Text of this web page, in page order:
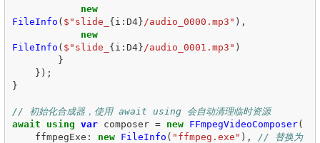
new
FileInfo ( $"slide_ {i : D4} /audio_0000.mp3" ),
new
FileInfo ( $"slide_ {i : D4} /audio_0001.mp3" )
}
});
}
// 初始化合成器，使用 await using 会自动清理临时资源
await
using var composer = new FFmpegVideoComposer(
ffmpegExe : new FileInfo ( "ffmpeg.exe" ),
// 替换为